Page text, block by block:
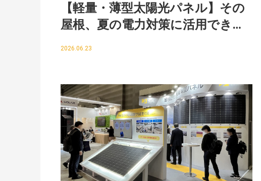
【軽量・薄型太陽光パネル】その
屋根、夏の電力対策に活用できる
2026.06.23